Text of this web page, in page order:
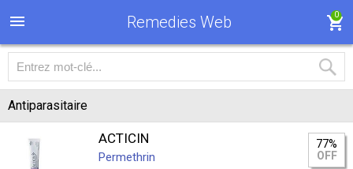
Remedies Web 0
Antiparasitaire
ACTICIN
Permethrin
77%
OFF